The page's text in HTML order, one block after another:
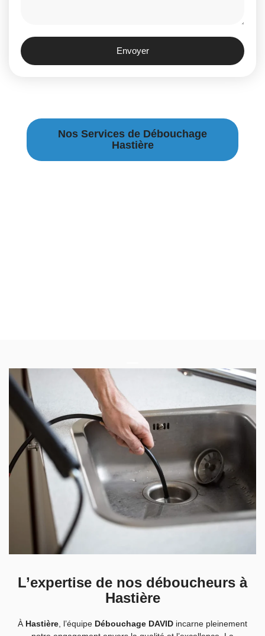
Envoyer
Nos Services de Débouchage
Hastière
L’expertise de nos déboucheurs à
Hastière
À Hastière , l’équipe Débouchage DAVID incarne pleinement